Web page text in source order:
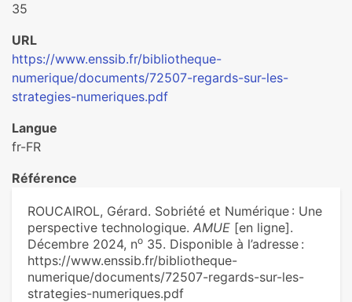
35
URL
https://www.enssib.fr/bibliotheque-
numerique/documents/72507-regards-sur-les-
strategies-numeriques.pdf
Langue
fr-FR
Référence
ROUCAIROL, Gérard. Sobriété et Numérique : Une
perspective technologique. AMUE [en ligne].
Décembre 2024, no 35. Disponible à l’adresse :
https://www.enssib.fr/bibliotheque-
numerique/documents/72507-regards-sur-les-
strategies-numeriques.pdf